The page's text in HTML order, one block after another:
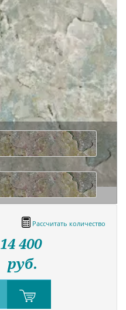
Рассчитать количество
14 400
руб.